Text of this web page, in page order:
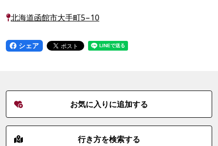
北海道函館市大手町5−10
シェア
お気に入りに追加する
行き方を検索する